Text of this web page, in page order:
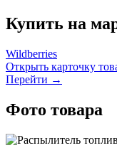
Купить на
Wildberries
Открыть карточку
Перейти →
Фото товара